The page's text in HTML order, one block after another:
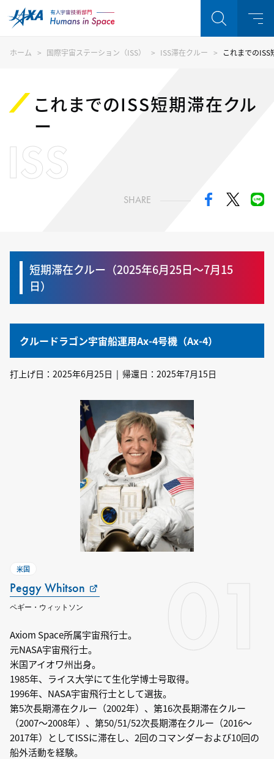
ホーム 国際宇宙ステーション（ISS） ISS滞在クルー これまでの
これまでのISS短期滞在クル
ー
ISS
SHARE
短期滞在クルー（2025年6月25日〜7月15
日）
クルードラゴン宇宙船運用Ax-4号機（Ax-4）
打上げ日：2025年6月25日 | 帰還日：2025年7月15日
米国
Peggy Whitson
ペギー・ウィットソン
Axiom Space所属宇宙飛行士。
元NASA宇宙飛行士。
米国アイオワ州出身。
1985年、ライス大学にて生化学博士号取得。
1996年、NASA宇宙飛行士として選抜。
第5次長期滞在クルー（2002年）、第16次長期滞在クルー
（2007～2008年）、第50/51/52次長期滞在クルー（2016～
2017年）としてISSに滞在し、2回のコマンダーおよび10回の
船外活動を経験。
01